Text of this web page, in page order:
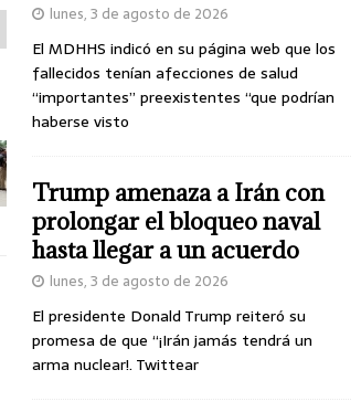
lunes, 3 de agosto de 2026
El MDHHS indicó en su página web que los
fallecidos tenían afecciones de salud
“importantes” preexistentes “que podrían
haberse visto
Trump amenaza a Irán con
prolongar el bloqueo naval
hasta llegar a un acuerdo
lunes, 3 de agosto de 2026
El presidente Donald Trump reiteró su
promesa de que “¡Irán jamás tendrá un
arma nuclear!. Twittear